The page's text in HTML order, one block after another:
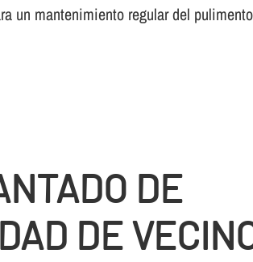
un mantenimiento regular del
DE
DE